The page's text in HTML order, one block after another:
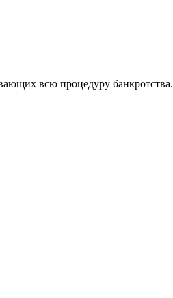
всю процедуру банкротства.